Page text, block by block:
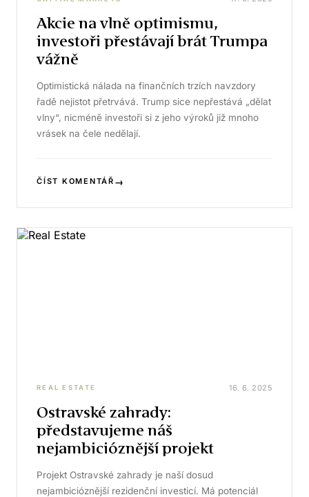
Akcie na vlně optimismu,
investoři přestávají brát Trumpa
vážně
Optimistická nálada na finančních trzích navzdory
řadě nejistot přetrvává. Trump sice nepřestává „dělat
vlny“, nicméně investoři si z jeho výroků již mnoho
vrásek na čele nedělají.
ČÍST KOMENTÁŘ →
REAL ESTATE 16. 6. 2025
Ostravské zahrady:
představujeme náš
nejambicióznější projekt
Projekt Ostravské zahrady je naší dosud
nejambicióznější rezidenční investicí. Má potenciál